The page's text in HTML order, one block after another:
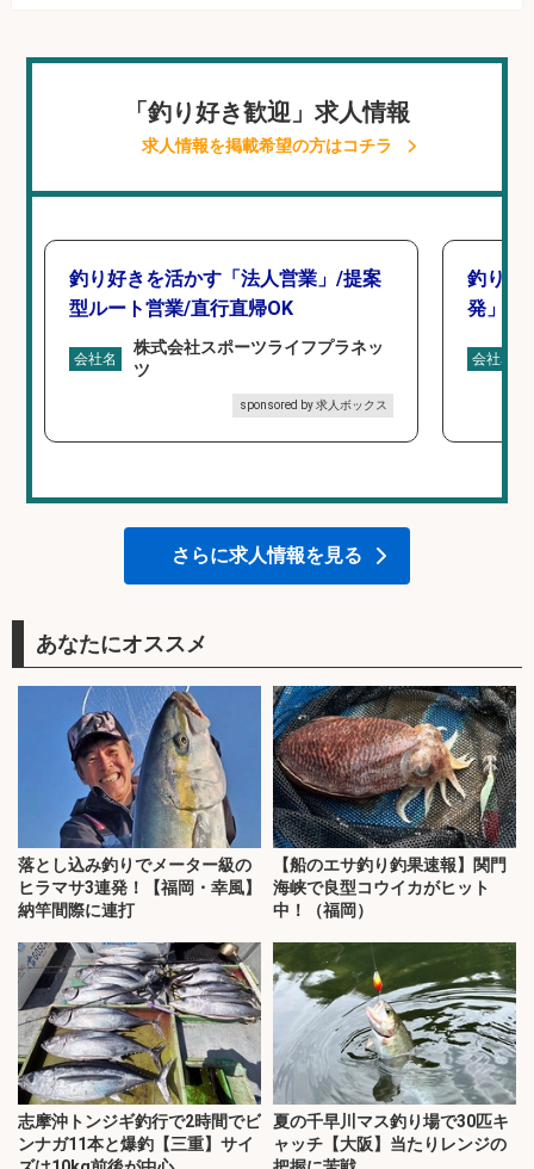
「釣り好き歓迎」求人情報
求人情報を掲載希望の方はコチラ
釣り好きを活かす「法人営業」/提案
型ルート営業/直行直帰OK
会社名
株式会社スポーツライフプラネッ
ツ
sponsored by 求人ボックス
釣り好
発」/
会社名
さらに求人情報を見る
あなたにオススメ
落とし込み釣りでメーター級の
ヒラマサ3連発！【福岡・幸風】
納竿間際に連打
【船のエサ釣り釣果速報】関門
海峡で良型コウイカがヒット
中！（福岡）
志摩沖トンジギ釣行で2時間でビ
ンナガ11本と爆釣【三重】サイ
夏の千早川マス釣り場で30匹キ
ャッチ【大阪】当たりレンジの